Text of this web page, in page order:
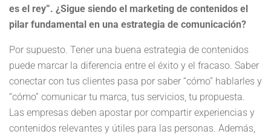
es el rey”. ¿Sigue siendo el marketing de contenidos el
pilar fundamental en una estrategia de comunicación?
Por supuesto. Tener una buena estrategia de contenidos
puede marcar la diferencia entre el éxito y el fracaso. Saber
conectar con tus clientes pasa por saber “cómo” hablarles y
“cómo” comunicar tu marca, tus servicios, tu propuesta.
Las empresas deben apostar por compartir experiencias y
contenidos relevantes y útiles para las personas. Además,